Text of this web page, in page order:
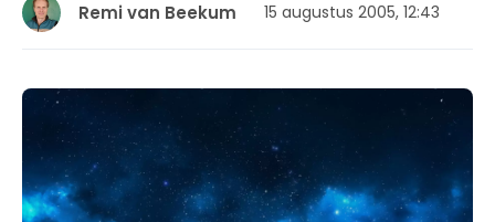
Remi van Beekum 15 augustus 2005, 12:43